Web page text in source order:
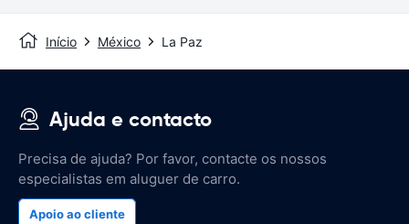
Início México La Paz
Ajuda e contacto
Precisa de ajuda? Por favor, contacte os nossos
especialistas em aluguer de carro.
Apoio ao cliente